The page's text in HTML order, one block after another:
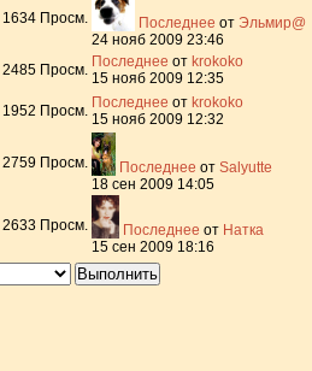
1634 Просм. Последнее от Эльмир@
24 нояб 2009 23:46
2485 Просм. Последнее от krokoko
15 нояб 2009 12:35
1952 Просм. Последнее от krokoko
15 нояб 2009 12:32
2759 Просм. Последнее отSalyutte
18 сен 2009 14:05
2633 Просм. Последнее от Натка
15 сен 2009 18:16